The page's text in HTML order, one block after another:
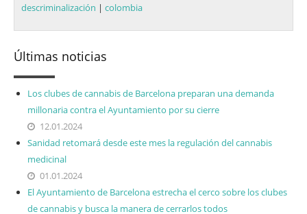
descriminalización | colombia
Últimas noticias
Los clubes de cannabis de Barcelona preparan una demanda
millonaria contra el Ayuntamiento por su cierre
12.01.2024
Sanidad retomará desde este mes la regulación del cannabis
medicinal
01.01.2024
El Ayuntamiento de Barcelona estrecha el cerco sobre los clubes
de cannabis y busca la manera de cerrarlos todos